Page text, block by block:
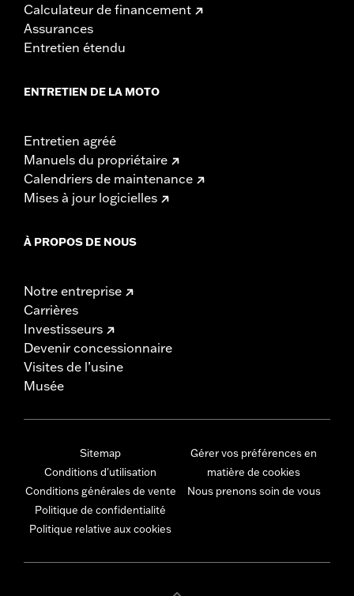
Calculateur de financement
Assurances
Entretien étendu
ENTRETIEN DE LA MOTO
Entretien agréé
Manuels du propriétaire
Calendriers de maintenance
Mises à jour logicielles
À PROPOS DE NOUS
Notre entreprise
Carrières
Investisseurs
Devenir concessionnaire
Visites de l’usine
Musée
Sitemap
Conditions d'utilisation
Conditions générales de vente
Politique de confidentialité
Politique relative aux cookies
Gérer vos préférences en
matière de cookies
Nous prenons soin de vous